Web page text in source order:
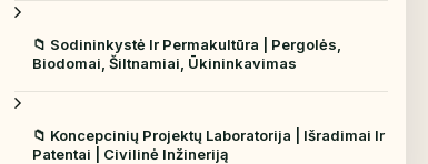
📁 Sodininkystė Ir Permakultūra | Pergolės,
Biodomai, Šiltnamiai, Ūkininkavimas
📁 Koncepcinių Projektų Laboratorija | Išradimai Ir
Patentai | Civilinė Inžineriją